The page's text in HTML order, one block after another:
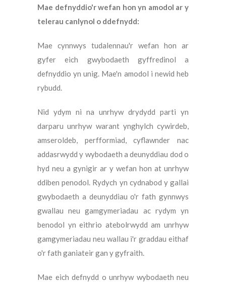
Mae defnyddio'r wefan hon yn amodol ar y
telerau canlynol o ddefnydd:
Mae cynnwys tudalennau'r wefan hon ar
gyfer eich gwybodaeth gyffredinol a
defnyddio yn unig. Mae'n amodol i newid heb
rybudd.
Nid ydym ni na unrhyw drydydd parti yn
darparu unrhyw warant ynghylch cywirdeb,
amseroldeb, perfformiad, cyflawnder nac
addasrwydd y wybodaeth a deunyddiau dod o
hyd neu a gynigir ar y wefan hon at unrhyw
ddiben penodol. Rydych yn cydnabod y gallai
gwybodaeth a deunyddiau o'r fath gynnwys
gwallau neu gamgymeriadau ac rydym yn
benodol yn eithrio atebolrwydd am unrhyw
gamgymeriadau neu wallau i'r graddau eithaf
o'r fath ganiateir gan y gyfraith.
Mae eich defnydd o unrhyw wybodaeth neu